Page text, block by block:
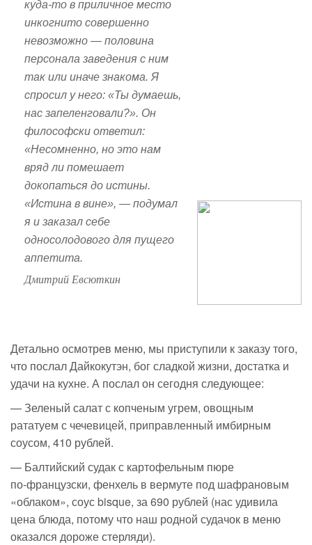
куда-то в приличное место
инкогнито совершенно
невозможно — половина
персонала заведения с ним
так или иначе знакома. Я
спросил у него: «Ты думаешь,
нас запеленговали?». Он
философски ответил:
«Несомненно, но это нам
вряд ли помешает
докопаться до истины.
«Истина в вине», — подумал
я и заказал себе
односолодового для пущего
аппетита.
Дмитрий Евсюткин
Детально осмотрев меню, мы приступили к заказу того,
что послал Дайкокутэн, бог сладкой жизни, достатка и
удачи на кухне. А послал он сегодня следующее:
— Зеленый салат с копченым угрем, овощным
рататуем с чечевицей, приправленный имбирным
соусом, 410 рублей.
— Балтийский судак с картофельным пюре
по-французски, фенхель в вермуте под шафрановым
«облаком», соус bisque, за 690 рублей (нас удивила
цена блюда, потому что наш родной судачок в меню
оказался дороже стерляди).